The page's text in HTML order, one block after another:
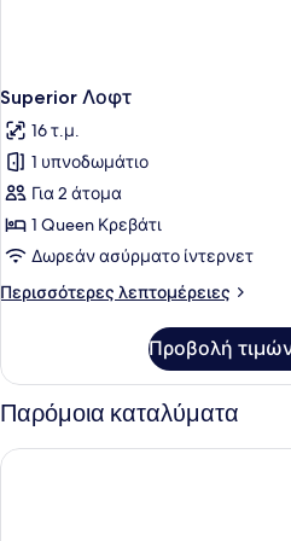
Superior Λοφτ
16 τ.μ.
1 υπνοδωμάτιο
Για 2 άτομα
1 Queen Κρεβάτι
Δωρεάν ασύρματο ίντερνετ
Περισσότερες λεπτομέρειες
Περισσότερες
Λοφτ
Προβολή
Παρόμοια καταλύματα
Lithos By The Sea